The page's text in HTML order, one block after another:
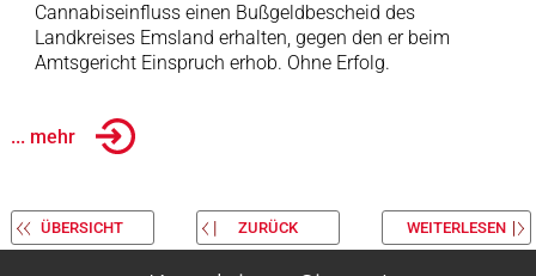
Cannabiseinfluss einen Bußgeldbescheid des
Landkreises Emsland erhalten, gegen den er beim
Amtsgericht Einspruch erhob. Ohne Erfolg.
... mehr
ÜBERSICHT ZURÜCK WEITERLESEN